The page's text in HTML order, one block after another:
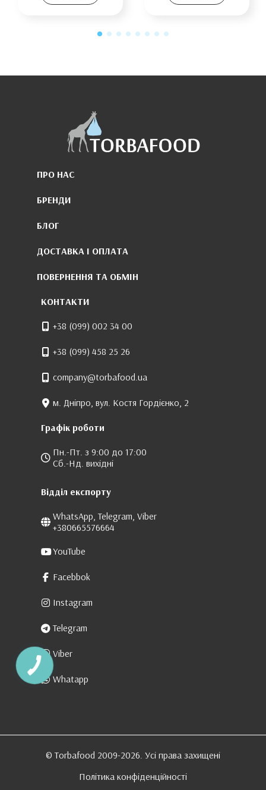
ПРО НАС
БРЕНДИ
БЛОГ
ДОСТАВКА І ОПЛАТА
ПОВЕРНЕННЯ ТА ОБМІН
КОНТАКТИ
+38 (099) 002 34 00
+38 (099) 458 25 26
company@torbafood.ua
м. Дніпро, вул. Костя Гордієнко, 2
Графік роботи
Пн.-Пт. з 9:00 до 17:00
Сб.-Нд. вихідні
Відділ експорту
WhatsApp, Telegram, Viber
+380665576664
YouTube
Facebbok
Instagram
Telegram
Viber
Whatapp
© Torbafood 2009-2026. Усі права захищені
Політика конфіденційності